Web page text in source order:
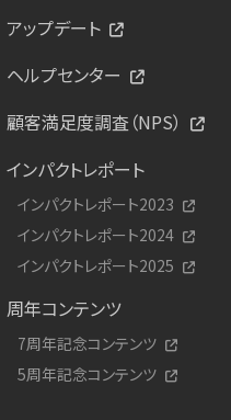
アップデート
ヘルプセンター
顧客満足度調査（NPS）
インパクトレポート
インパクトレポート2023
インパクトレポート2024
インパクトレポート2025
周年コンテンツ
7周年記念コンテンツ
5周年記念コンテンツ